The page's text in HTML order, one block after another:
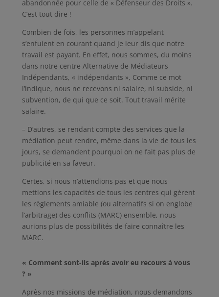
abandonnée pour celle de « Défenseur des Droits ».
C’est tout dire !
Combien de fois, les personnes m’appelant
s’enfuient en courant quand je leur dis que notre
travail est payant. En effet, nous sommes, du moins
dans notre centre Alternative de Médiateurs
Indépendants, « indépendants », Comme ce mot
l’indique, nous ne recevons ni salaire, ni subside, ni
subvention, de qui que ce soit. Tout travail mérite
salaire.
– D’autres, se rendant compte des services que la
médiation peut rendre, même dans la vie de tous les
jours, se demandent pourquoi on ne fait pas plus de
publicité en sa faveur.
Certes, si nous n’attendions pas et que nous
mettions les capacités de tous les centres qui gèrent
les règlements amiable (ou alternatifs si on englobe
l’arbitrage) des conflits (MARC) ensemble, nous
aurions plus de possibilités de faire connaître les
MARC.
« Comment sont-ils après avoir eu recours à vous
? »
Après nos missions de médiation, nous demandons